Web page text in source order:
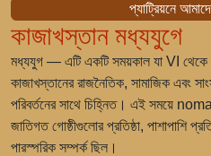
প্যাট্রিয়নে
কাজাখস্তান মধ্যযুগে
মধ্যযুগ — এটি একটি সময়কাল যা VI থেকে
কাজাখস্তানের রাজনৈতিক, সামাজিক এবং
পরিবর্তনের সাথে চিহ্নিত। এই সময়ে
জাতিগত গোষ্ঠীগুলোর প্রতিষ্ঠা, পাশাপাশি
পারস্পরিক সম্পর্ক ছিল।